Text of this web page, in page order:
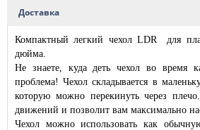
Доставка
Компактный легкий чехол LDR для
дюйма.
Не знаете, куда деть чехол во время
проблема! Чехол складывается в
которую можно перекинуть через
движений и позволит вам максимально
Чехол можно использовать как